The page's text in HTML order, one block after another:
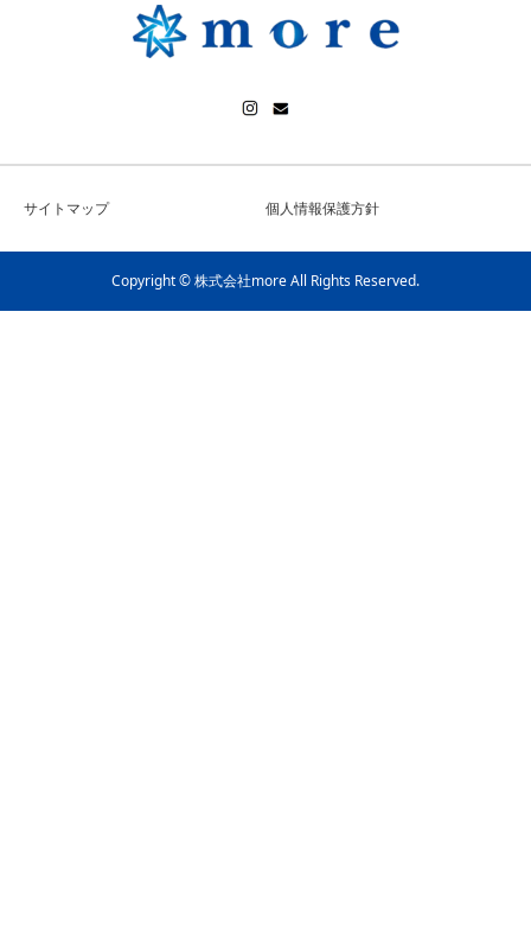
サイトマップ 個人情報保護方針
Copyright © 株式会社more All Rights Reserved.